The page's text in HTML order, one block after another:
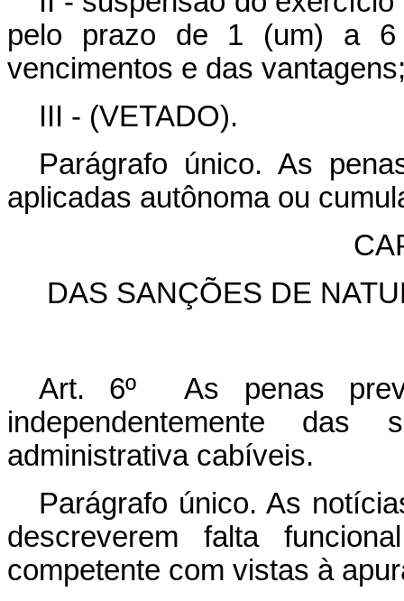
pelo prazo de 1 (um) a
vencimentos e das
III - (VETADO).
Parágrafo único. As
aplicadas autônoma ou
DAS SANÇÕES DE
Art. 6º As penas
independentemente
administrativa cabíveis.
Parágrafo único. As
descreverem falta
competente com vistas à